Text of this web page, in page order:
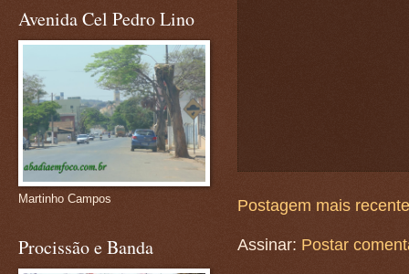
Postagem mais recente
Assinar: Postar
Avenida Cel Pedro Lino
Martinho Campos
Procissão e Banda